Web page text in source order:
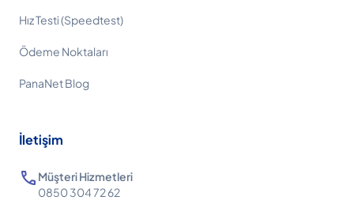
Hız Testi (Speedtest)
Ödeme Noktaları
PanaNet Blog
İletişim
call Müşteri Hizmetleri
0850 304 72 62